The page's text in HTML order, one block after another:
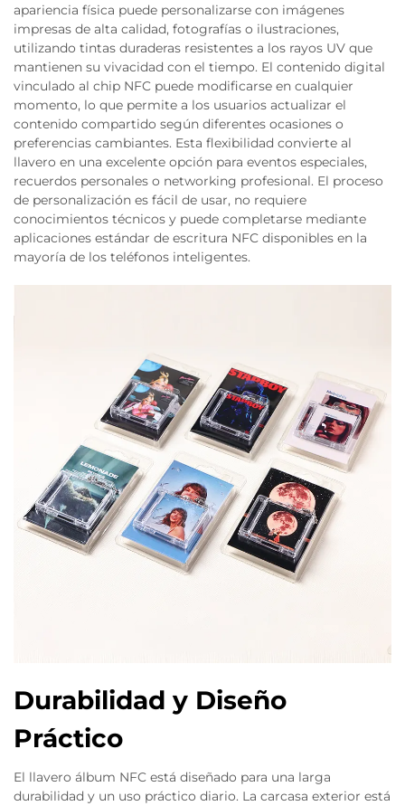
apariencia física puede personalizarse con imágenes
impresas de alta calidad, fotografías o ilustraciones,
utilizando tintas duraderas resistentes a los rayos UV que
mantienen su vivacidad con el tiempo. El contenido digital
vinculado al chip NFC puede modificarse en cualquier
momento, lo que permite a los usuarios actualizar el
contenido compartido según diferentes ocasiones o
preferencias cambiantes. Esta flexibilidad convierte al
llavero en una excelente opción para eventos especiales,
recuerdos personales o networking profesional. El proceso
de personalización es fácil de usar, no requiere
conocimientos técnicos y puede completarse mediante
aplicaciones estándar de escritura NFC disponibles en la
mayoría de los teléfonos inteligentes.
Durabilidad y Diseño
Práctico
El llavero álbum NFC está diseñado para una larga
durabilidad y un uso práctico diario. La carcasa exterior está